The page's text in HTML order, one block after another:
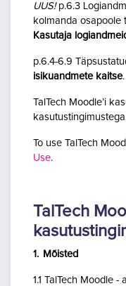
UUS!p.6.3
kolmanda osapoole
Kasutaja
p.6.4-6.9
isikuandmete kaitse.
TalTech Moodle’i
To use TalTech
Use.
TalTech
1. Mõisted
1.1 TalTech Moodle